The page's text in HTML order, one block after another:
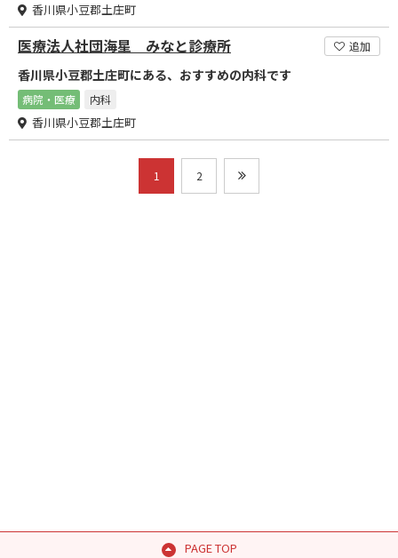
香川県小豆郡土庄町
医療法人社団海星 みなと診療所 追加
香川県小豆郡土庄町にある、おすすめの内科です
病院・医療 内科
香川県小豆郡土庄町
1 2
PAGE TOP